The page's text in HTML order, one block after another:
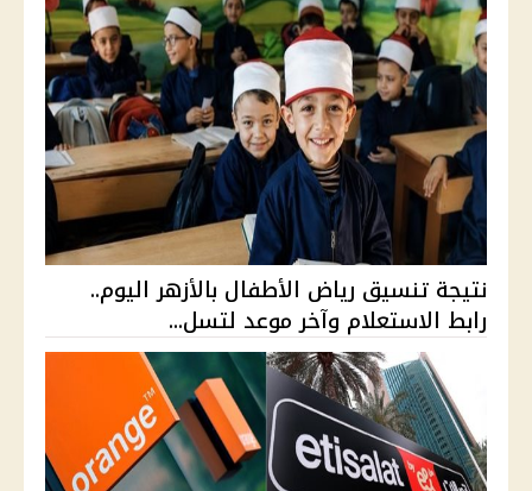
نتيجة تنسيق رياض الأطفال بالأزهر اليوم..
رابط الاستعلام وآخر موعد لتسل...